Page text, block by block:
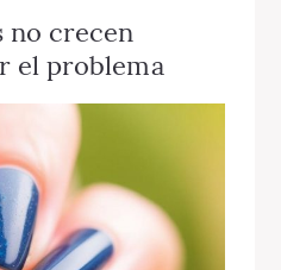
no crecen
el problema